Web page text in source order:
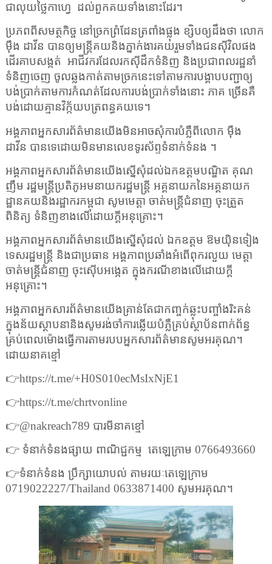
ជាលុយថ្លៃកាហ្វេ ដល់ពួកគយទាំងនោះដែរ។
ប្រភពពីសមត្ថកិច្ច នៅច្រកព្រំដែនត្រពាំងផ្លុង ខ្សិបឲ្យដឹងថា លោក
ម៉ឹង ដាវីន បានឲ្យមន្ត្រីគយនិងភ្នាក់ងារគយរួមទាំងជនស៊ីវិលផង
ដើរគាបសង្កត់ អាជីវករដែលរកស៊ីដឹកទំនិញ និងប្រជាពលរដ្ឋនាំ
ទំនិញចេញ ចូលឆ្លងកាត់តាមច្រកនេះទៅតាមការបង្គាបបញ្ជាឲ្យ
បង់ប្រាក់តាមការកំណត់ដែលការបង់ប្រាក់ទាំងនោះ ភាគ ច្រើនគឺ
បង់ដោយគ្មានវិក្ក័យបត្រពន្ធគយទេ។
អង្គភាពអ្នកសារព័ត៌មានយើងមិនអាចសុំការបំភ្លឺពីលោក ម៉ឹង
ដាវីន បានទេដោយមិនមានលេខទូរស័ព្ទទំនាក់ទំនង ។
អង្គភាពអ្នកសារព័ត៌មានយើងស្នើសុំដល់ឯកឧត្តមបណ្ឌិត គុណ
ញឹម រដ្ឋមន្ត្រីប្រតិភូអមនាយករដ្ឋមន្ត្រី អគ្គនាយកនៃអគ្គនាយក
ដ្ឋានគយនិងរដ្ឋាករកម្ពុជា សូមមេត្តា ចាត់មន្ត្រីជំនាញ ចុះត្រួត
ពិនិត្យ ទំនិញខាងលើដោយក្តីអនុគ្រោះ។
អង្គភាពអ្នកសារព័ត៌មានយើងស្នើសុំដល់ ឯកឧត្តម ឱមយ៉ិនទៀង
ទេសរដ្ឋមន្ដ្រី និងជាប្រធាន អង្គភាពប្រឆាំងអំពើពុករលួយ មេត្តា
ចាត់មន្ត្រីជំនាញ ចុះស៊ើបអង្កេត ក្នុងករណីខាងលើដោយក្តី
អនុគ្រោះ។
អង្គភាពអ្នកសារព័ត៌មានយើងគ្រាន់តែជាកញ្ចក់ឆ្លុះបញ្ចាំងរិះគន់
ក្នុងន័យស្ថាបនានិងសូមរង់ចាំការឆ្លើយបំភ្លឺគ្រប់ស្ថាប័នពាក់ព័ន្ធ
គ្រប់ពេលម៉ោងធ្វើការតាមរបបអ្នកសារព័ត៌មានសូមអរគុណ។
ដោយនាគខ្មៅ
👉https://t.me/+H0S010ecMsIxNjE1
👉https://t.me/chrtvonline
👉@nakreach789 បារមីនាគខ្មៅ
👉 ទំនាក់ទំនងផ្សាយ ពាណិជ្ជកម្ម តេឡេក្រាម 0766493660
👉ទំនាក់ទំនង ប្រឹក្សាយោបល់ តាមរយៈតេឡេក្រាម
0719022227/Thailand 0633871400 សូមអរគុណ។